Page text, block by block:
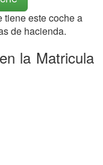
tiene este coche a
de hacienda.
la Matricula